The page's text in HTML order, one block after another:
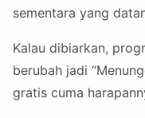
sementara yang
Kalau dibiarkan,
berubah jadi
gratis cuma